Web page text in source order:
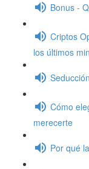
Bonus -
Criptos
los últimos
Cómo
merecerte
Por qué